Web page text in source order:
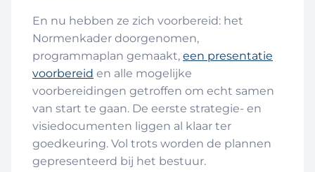
En nu hebben ze zich voorbereid: het
Normenkader doorgenomen,
programmaplan gemaakt, een presentatie
voorbereid en alle mogelijke
voorbereidingen getroffen om echt samen
van start te gaan. De eerste strategie- en
visiedocumenten liggen al klaar ter
goedkeuring. Vol trots worden de plannen
gepresenteerd bij het bestuur.